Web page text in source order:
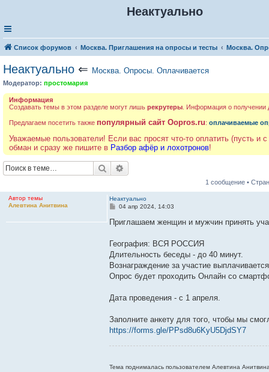
Неактуально
Список форумов Москва. Приглашения на опросы и тесты Москва.
Неактуально ⇐ Москва. Опросы. Оплачивается
Модератор: простомария
Информация
Создавать темы в этом разделе могут лишь рекрутеры . Информация о получении
Предлагаем посетить также популярный сайт Oopros.ru: оплачиваемые
Уважаемые пользователи! Если вас просят что-то оплатить (пусть и
обман и сразу же пишите в Разбор афёр и лохотронов!
Поиск
1 сообщение •
Автор темы
Алевтина Анитвина
Неактуально
С
о
е
и
е
04 апр 2024, 14:03
Приглашаем женщин и мужчин принять
География: ВСЯ РОССИЯ
Длительность беседы - до 40 минут.
Вознаграждение за участие
Опрос будет проходить Онлайн со
Дата проведения - с 1 апреля.
Заполните анкету для того, чтобы мы
https://forms.gle/PPsd8u6KyU5DjdSY7
Тема поднималась пользователем Алевтина